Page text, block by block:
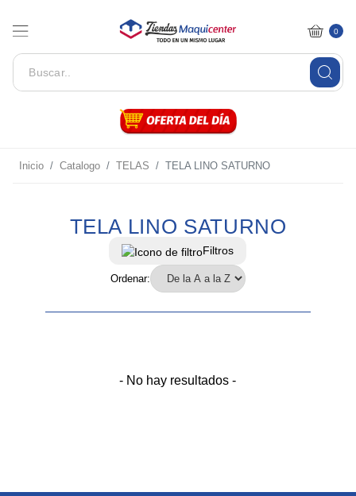
0
Inicio Catalogo TELAS TELA LINO SATURNO
TELA LINO SATURNO
Filtros
Ordenar:
- No hay resultados -